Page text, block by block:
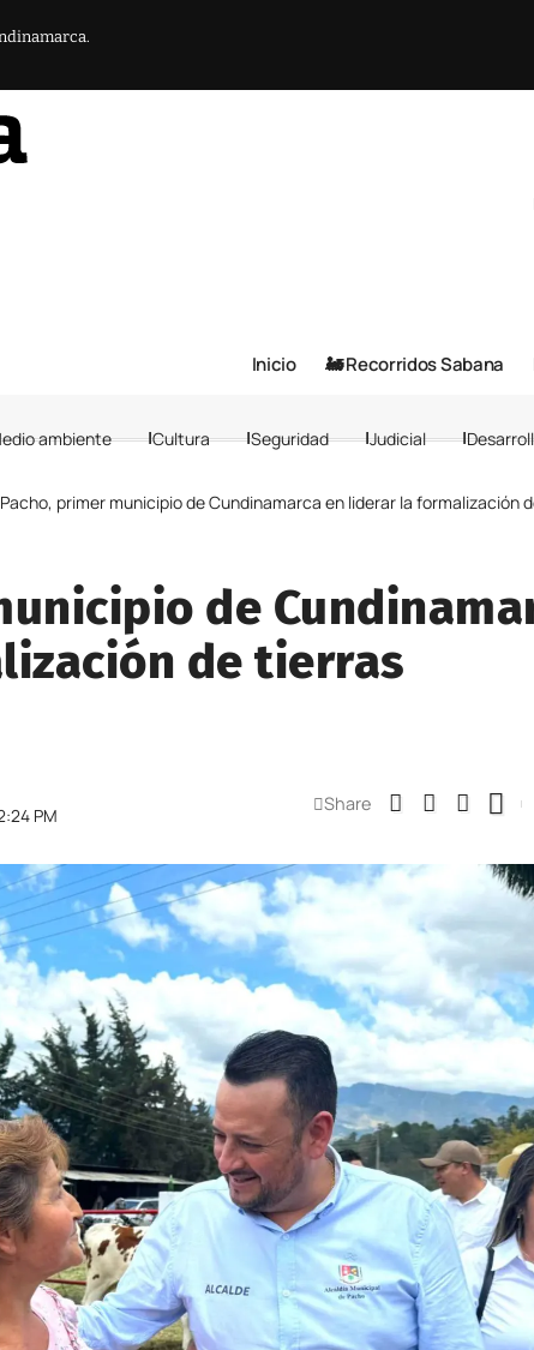
Inicio 🚂 Recorridos Sabana
ambiente Cultura Seguridad Judicial
Pacho, primer municipio de Cundinamarca en liderar la formalización de
de
de tierras
PM
Share